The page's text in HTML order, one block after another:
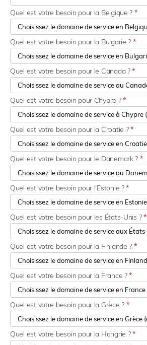
Quel est votre besoin pour la Belgique ? *
Quel est votre besoin pour la Bulgarie ? *
Quel est votre besoin pour le Canada ?*
Quel est votre besoin pour Chypre ?*
Quel est votre besoin pour la Croatie ?*
Quel est votre besoin pour le Danemark ? *
Quel est votre besoin pour l'Estonie ?*
Quel est votre besoin pour les États-Unis ?*
Quel est votre besoin pour la Finlande ? *
Quel est votre besoin pour la France ?*
Quel est votre besoin pour la Grèce ? *
Quel est votre besoin pour la Hongrie ?*